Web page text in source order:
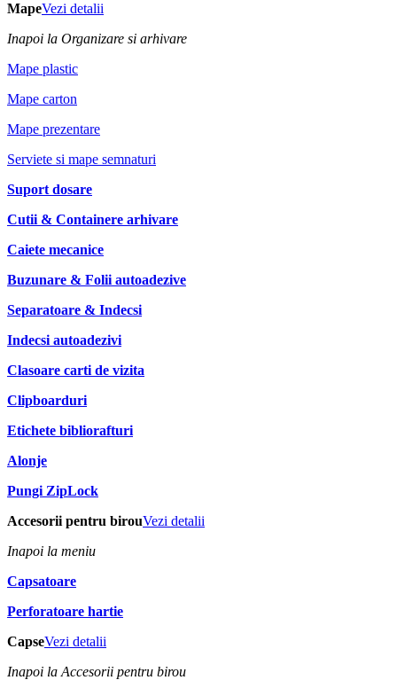
MapeVezi detalii
Inapoi la Organizare si arhivare
Mape plastic
Mape carton
Mape prezentare
Serviete si mape semnaturi
Suport dosare
Cutii & Containere arhivare
Caiete mecanice
Buzunare & Folii autoadezive
Separatoare & Indecsi
Indecsi autoadezivi
Clasoare carti de vizita
Clipboarduri
Etichete bibliorafturi
Alonje
Pungi ZipLock
Accesorii pentru birouVezi detalii
Inapoi la meniu
Capsatoare
Perforatoare hartie
CapseVezi detalii
Inapoi la Accesorii pentru birou